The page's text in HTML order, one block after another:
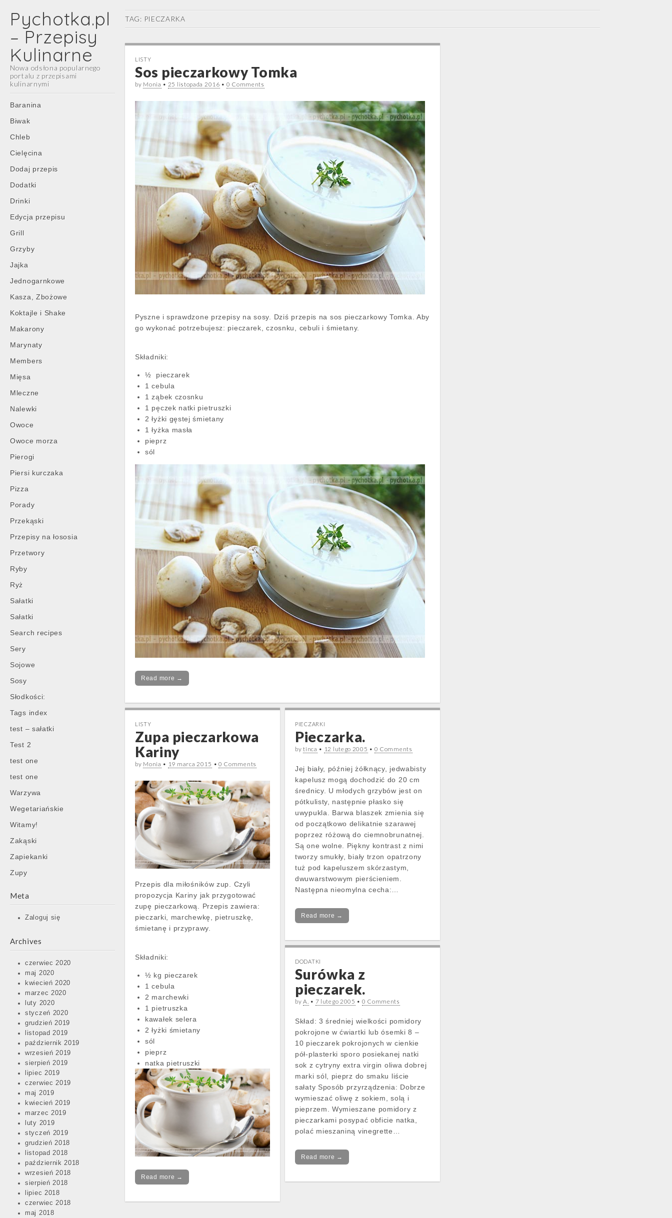
Pychotka.pl
– Przepisy
Kulinarne
Nowa odsłona popularnego
portalu z przepisami
kulinarnymi
Main
menu
Skip
content
Baranina
Biwak
Chleb
Cielęcina
Dodaj przepis
Dodatki
Drinki
Edycja przepisu
Grill
Grzyby
Jajka
Jednogarnkowe
Kasza, Zbożowe
Koktajle i Shake
Makarony
Marynaty
Members
Mięsa
Mleczne
Nalewki
Owoce
Owoce morza
Pierogi
Piersi kurczaka
Pizza
Porady
Przekąski
Przepisy na łososia
Przetwory
Ryby
Ryż
Sałatki
Sałatki
Search recipes
Sery
Sojowe
Sosy
Słodkości:
Tags index
test – sałatki
Test 2
test one
test one
Warzywa
Wegetariańskie
Witamy!
Zakąski
Zapiekanki
Zupy
Meta
Zaloguj się
Archives
czerwiec 2020
maj 2020
kwiecień 2020
marzec 2020
luty 2020
styczeń 2020
grudzień 2019
listopad 2019
październik 2019
wrzesień 2019
sierpień 2019
lipiec 2019
czerwiec 2019
maj 2019
kwiecień 2019
marzec 2019
luty 2019
styczeń 2019
grudzień 2018
listopad 2018
październik 2018
wrzesień 2018
sierpień 2018
lipiec 2018
czerwiec 2018
maj 2018
TAG: PIECZARKA
LISTY
Sos pieczarkowy Tomka
by Monia • 25 listopada 2016 • 0 Comments
Pyszne i sprawdzone przepisy na sosy. Dziś przepis na sos pieczarkowy Tomka. Aby
go wykonać potrzebujesz: pieczarek, czosnku, cebuli i śmietany.
Składniki:
½ pieczarek
1 cebula
1 ząbek czosnku
1 pęczek natki pietruszki
2 łyżki gęstej śmietany
1 łyżka masła
pieprz
sól
Read more →
LISTY
Zupa pieczarkowa
Kariny
by Monia • 19 marca 2015 • 0 Comments
Przepis dla miłośników zup. Czyli
propozycja Kariny jak przygotować
zupę pieczarkową. Przepis zawiera:
pieczarki, marchewkę, pietruszkę,
śmietanę i przyprawy.
Składniki:
½ kg pieczarek
1 cebula
2 marchewki
1 pietruszka
kawałek selera
2 łyżki śmietany
sól
pieprz
natka pietruszki
Read more →
PIECZARKI
Pieczarka.
bytinca • 12 lutego 2005 • 0 Comments
Jej biały, później żółknący, jedwabisty
kapelusz mogą dochodzić do 20 cm
średnicy. U młodych grzybów jest on
pótkulisty, następnie płasko się
uwypukla. Barwa blaszek zmienia się
od początkowo delikatnie szarawej
poprzez różową do ciemnobrunatnej.
Są one wolne. Piękny kontrast z nimi
tworzy smukły, biały trzon opatrzony
tuż pod kapeluszem skórzastym,
dwuwarstwowym pierścieniem.
Następna nieomylna cecha:…
Read more →
DODATKI
Surówka z
pieczarek.
byA. • 7 lutego 2005 • 0 Comments
Skład: 3 średniej wielkości pomidory
pokrojone w ćwiartki lub ósemki 8 –
10 pieczarek pokrojonych w cienkie
pół-plasterki sporo posiekanej natki
sok z cytryny extra virgin oliwa dobrej
marki sól, pieprz do smaku liście
sałaty Sposób przyrządzenia: Dobrze
wymieszać oliwę z sokiem, solą i
pieprzem. Wymieszane pomidory z
pieczarkami posypać obficie natka,
polać mieszaniną vinegrette…
Read more →